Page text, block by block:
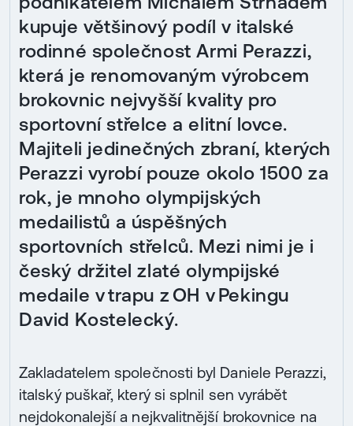
kupuje většinový podíl v italské
rodinné společnost Armi Perazzi,
která je renomovaným výrobcem
brokovnic nejvyšší kvality pro
sportovní střelce a elitní lovce.
Majiteli jedinečných zbraní, kterých
Perazzi vyrobí pouze okolo 1500 za
rok, je mnoho olympijských
medailistů a úspěšných
sportovních střelců. Mezi nimi je i
český držitel zlaté olympijské
medaile v trapu z OH v Pekingu
David Kostelecký.
Zakladatelem společnosti byl Daniele Perazzi,
italský puškař, který si splnil sen vyrábět
nejdokonalejší a nejkvalitnější brokovnice na